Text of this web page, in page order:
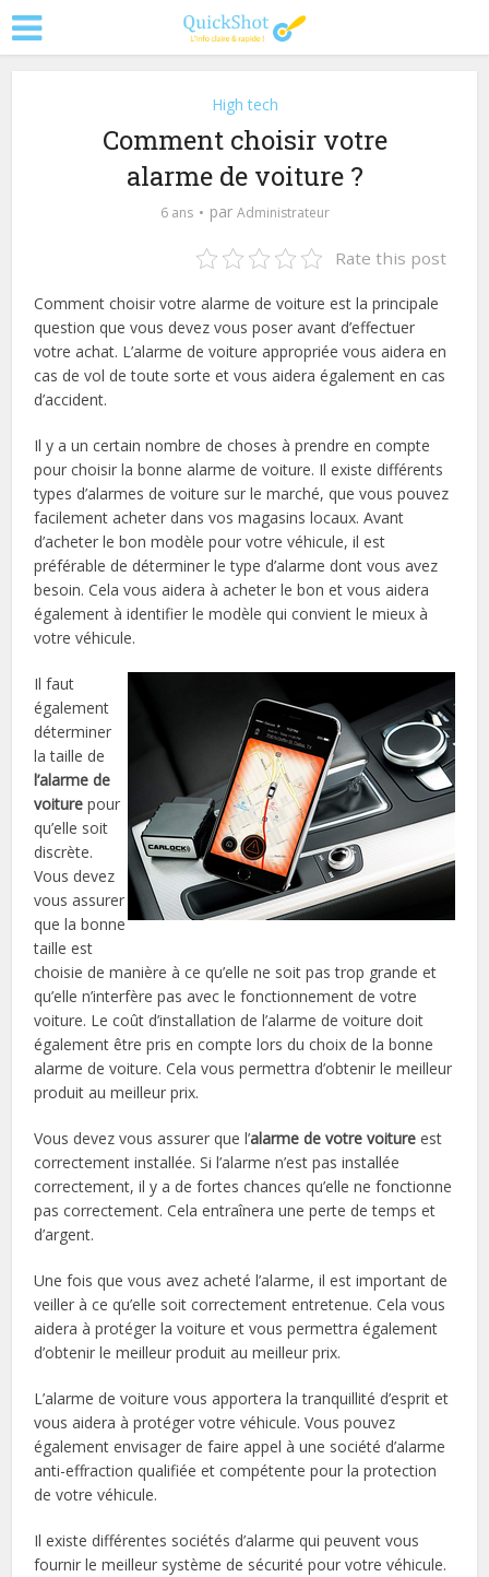
High tech
Comment choisir votre
alarme de voiture ?
6 ans par Administrateur
Rate this post
Comment choisir votre alarme de voiture est la principale
question que vous devez vous poser avant d’effectuer
votre achat. L’alarme de voiture appropriée vous aidera en
cas de vol de toute sorte et vous aidera également en cas
d’accident.
Il y a un certain nombre de choses à prendre en compte
pour choisir la bonne alarme de voiture. Il existe différents
types d’alarmes de voiture sur le marché, que vous pouvez
facilement acheter dans vos magasins locaux. Avant
d’acheter le bon modèle pour votre véhicule, il est
préférable de déterminer le type d’alarme dont vous avez
besoin. Cela vous aidera à acheter le bon et vous aidera
également à identifier le modèle qui convient le mieux à
votre véhicule.
Il faut
également
déterminer
la taille de
l’alarme de
voiture pour
qu’elle soit
discrète.
Vous devez
vous assurer
que la bonne
taille est
choisie de manière à ce qu’elle ne soit pas trop grande et
qu’elle n’interfère pas avec le fonctionnement de votre
voiture. Le coût d’installation de l’alarme de voiture doit
également être pris en compte lors du choix de la bonne
alarme de voiture. Cela vous permettra d’obtenir le meilleur
produit au meilleur prix.
Vous devez vous assurer que l’alarme de votre voiture est
correctement installée. Si l’alarme n’est pas installée
correctement, il y a de fortes chances qu’elle ne fonctionne
pas correctement. Cela entraînera une perte de temps et
d’argent.
Une fois que vous avez acheté l’alarme, il est important de
veiller à ce qu’elle soit correctement entretenue. Cela vous
aidera à protéger la voiture et vous permettra également
d’obtenir le meilleur produit au meilleur prix.
L’alarme de voiture vous apportera la tranquillité d’esprit et
vous aidera à protéger votre véhicule. Vous pouvez
également envisager de faire appel à une société d’alarme
anti-effraction qualifiée et compétente pour la protection
de votre véhicule.
Il existe différentes sociétés d’alarme qui peuvent vous
fournir le meilleur système de sécurité pour votre véhicule.